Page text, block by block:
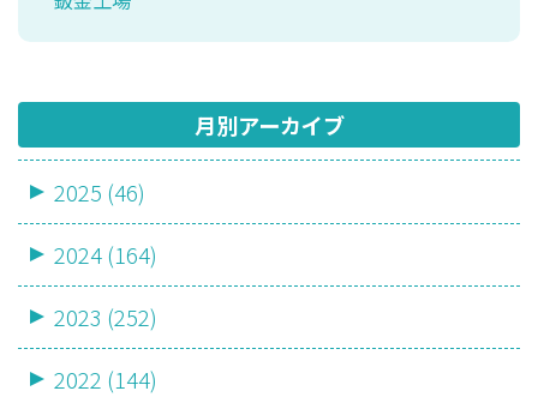
月別アーカイブ
2025 (46)
2024 (164)
2023 (252)
2022 (144)